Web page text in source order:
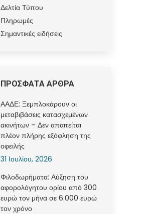
Δελτία Τύπου
Πληρωμές
Σημαντικές ειδήσεις
ΠΡΟΣΦΑΤΑ ΑΡΘΡΑ
ΑΑΔΕ: Ξεμπλοκάρουν οι
μεταβιβάσεις κατασχεμένων
ακινήτων – Δεν απαιτείται
πλέον πλήρης εξόφληση της
οφειλής
31 Ιουλίου, 2026
Φιλοδωρήματα: Αύξηση του
αφορολόγητου ορίου από 300
ευρώ τον μήνα σε 6.000 ευρώ
τον χρόνο